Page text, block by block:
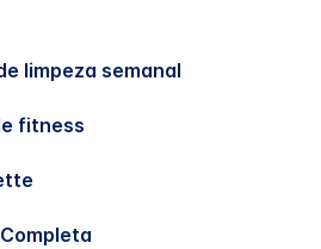
limpeza semanal
fitness
Completa